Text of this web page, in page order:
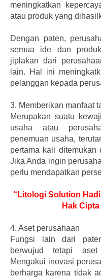
meningkatkan
atau produk yang
Dengan paten,
semua ide dan
jiplakan dari
lain. Hal ini
pelanggan kepada
3. Memberikan manfaat
Merupakan suatu
usaha atau
penemuan usaha,
pertama kali ditemukan
Jika Anda ingin
perlu mendapatkan
“Litologi Solution
Hak
4. Aset perusahaan
Fungsi lain dari
berwujud tetapi
Mengakui inovasi
berharga karena tidak